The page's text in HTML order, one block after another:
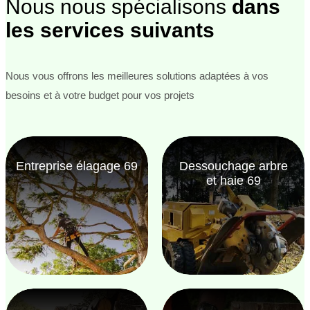
Nous nous spécialisons dans
les services suivants
Nous vous offrons les meilleures solutions adaptées à vos
besoins et à votre budget pour vos projets
Entreprise élagage 69
Dessouchage arbre
et haie 69